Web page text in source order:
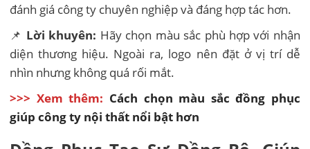
đánh giá công ty chuyên nghiệp và đáng hợp tác hơn.
📌 Lời khuyên: Hãy chọn màu sắc phù hợp với nhận
diện thương hiệu. Ngoài ra, logo nên đặt ở vị trí dễ
nhìn nhưng không quá rối mắt.
>>> Xem thêm: Cách chọn màu sắc đồng phục
giúp công ty nội thất nổi bật hơn